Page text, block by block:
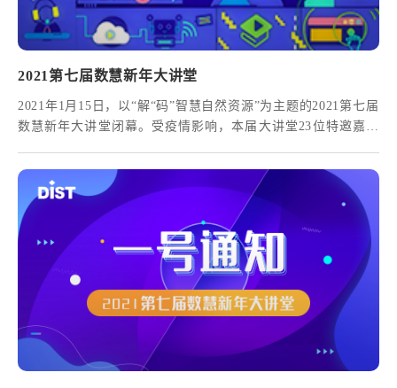
2021第七届数慧新年大讲堂
2021年1月15日，以“解“码”智慧自然资源”为主题的2021第七届
数慧新年大讲堂闭幕。受疫情影响，本届大讲堂23位特邀嘉宾
信息技术发展趋势，分享多个地区的案例实践，深度剖析自然
资源信息化发展的内在规律和重难点。